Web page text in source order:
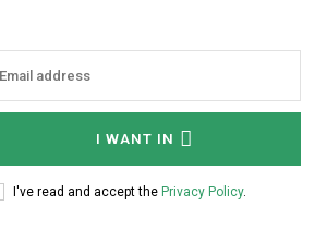
I WANT IN
I've read and accept the Privacy Policy.